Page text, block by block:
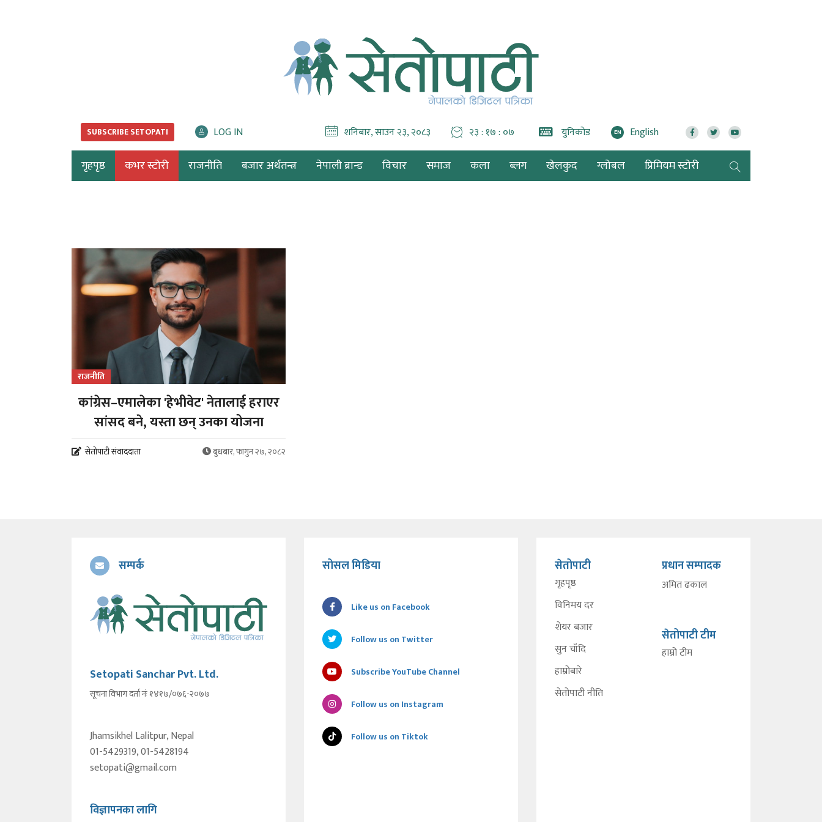
SUBSCRIBE SETOPATI LOG IN शनिबार, साउन २३, २०८३ २३ : १७ : ०७ युनिकोड EN English
गृहपृष्ठ कभर स्टोरी राजनीति बजार अर्थतन्त्र नेपाली ब्रान्ड विचार समाज कला ब्लग खेलकुद ग्लोबल प्रिमियम स्टोरी
राजनीति
कांग्रेस–एमालेका 'हेभीवेट' नेतालाई हराएर
सांसद बने, यस्ता छन् उनका योजना
सेतोपाटी संवाददाता बुधबार, फागुन २७, २०८२
सम्पर्क
Setopati Sanchar Pvt. Ltd.
सूचना विभाग दर्ता नंः १४१७/०७६-२०७७
Jhamsikhel Lalitpur, Nepal
01-5429319, 01-5428194
setopati@gmail.com
विज्ञापनका लागि
सोसल मिडिया
Like us on Facebook
Follow us on Twitter
Subscribe YouTube Channel
Follow us on Instagram
Follow us on Tiktok
सेतोपाटी
गृहपृष्ठ
विनिमय दर
शेयर बजार
सुन चाँदि
हाम्रोबारे
सेतोपाटी नीति
प्रधान सम्पादक
अमित ढकाल
सेतोपाटी टीम
हाम्रो टीम